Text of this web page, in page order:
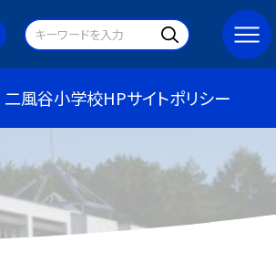
二風谷小学校HPサイトポリシー